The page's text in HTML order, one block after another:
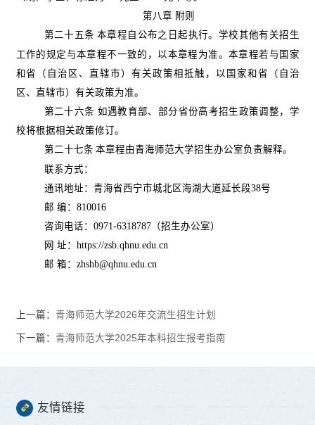
第八章 附则
第二十五条 本章程自公布之日起执行。学校其他有关招生
工作的规定与本章程不一致的，以本章程为准。本章程若与国家
和省（自治区、直辖市）有关政策相抵触，以国家和省（自治
区、直辖市）有关政策为准。
第二十六条 如遇教育部、部分省份高考招生政策调整，学
校将根据相关政策修订。
第二十七条 本章程由青海师范大学招生办公室负责解释。
联系方式：
通讯地址：青海省西宁市城北区海湖大道延长段38号
邮 编： 810016
咨询电话： 0971-6318787（招生办公室）
网 址： https://zsb.qhnu.edu.cn
邮 箱： zhshb@qhnu.edu.cn
上一篇： 青海师范大学2026年交流生招生计划
下一篇： 青海师范大学2025年本科招生报考指南
友情链接